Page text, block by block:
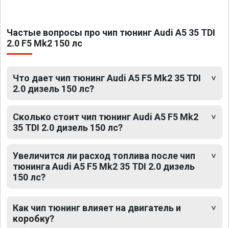
Частые вопросы про чип тюнинг Audi A5 35 TDI
2.0 F5 Mk2 150 лс
Что дает чип тюнинг Audi A5 F5 Mk2 35 TDI
2.0 дизель 150 лс?
Сколько стоит чип тюнинг Audi A5 F5 Mk2
35 TDI 2.0 дизель 150 лс?
Увеличится ли расход топлива после чип
тюнинга Audi A5 F5 Mk2 35 TDI 2.0 дизель
150 лс?
Как чип тюнинг влияет на двигатель и
коробку?